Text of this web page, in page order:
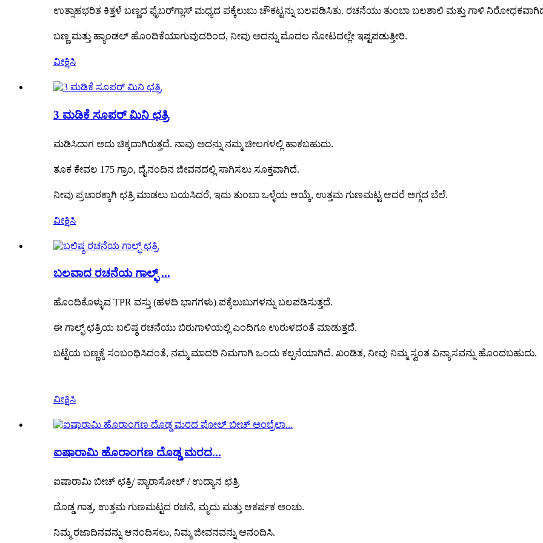
ಉತ್ಸಾಹಭರಿತ ಕಿತ್ತಳೆ ಬಣ್ಣದ ಫೈಬರ್‌ಗ್ಲಾಸ್ ಮಧ್ಯದ ಪಕ್ಕೆಲುಬು ಚೌಕಟ್ಟನ್ನು ಬಲಪಡಿಸಿತು. ರಚನೆಯು ತುಂಬಾ ಬಲಶಾಲಿ ಮತ್ತು ಗಾಳಿ
ಬಣ್ಣ ಮತ್ತು ಹ್ಯಾಂಡಲ್ ಹೊಂದಿಕೆಯಾಗುವುದರಿಂದ, ನೀವು ಅದನ್ನು ಮೊದಲ ನೋಟದಲ್ಲೇ ಇಷ್ಟಪಡುತ್ತೀರಿ.
ವೀಕ್ಷಿಸಿ
3 ಮಡಿಕೆ ಸೂಪರ್ ಮಿನಿ ಛತ್ರಿ
ಮಡಿಸಿದಾಗ ಅದು ಚಿಕ್ಕದಾಗಿರುತ್ತದೆ. ನಾವು ಅದನ್ನು ನಮ್ಮ ಚೀಲಗಳಲ್ಲಿ ಹಾಕಬಹುದು.
ತೂಕ ಕೇವಲ 175 ಗ್ರಾಂ, ದೈನಂದಿನ ಜೀವನದಲ್ಲಿ ಸಾಗಿಸಲು ಸೂಕ್ತವಾಗಿದೆ.
ನೀವು ಪ್ರಚಾರಕ್ಕಾಗಿ ಛತ್ರಿ ಮಾಡಲು ಬಯಸಿದರೆ, ಇದು ತುಂಬಾ ಒಳ್ಳೆಯ ಆಯ್ಕೆ, ಉತ್ತಮ ಗುಣಮಟ್ಟ ಆದರೆ ಅಗ್ಗದ ಬೆಲೆ.
ವೀಕ್ಷಿಸಿ
ಬಲವಾದ ರಚನೆಯ ಗಾಲ್ಫ್ ...
ಹೊಂದಿಕೊಳ್ಳುವ TPR ವಸ್ತು (ಹಳದಿ ಭಾಗಗಳು) ಪಕ್ಕೆಲುಬುಗಳನ್ನು ಬಲಪಡಿಸುತ್ತದೆ.
ಈ ಗಾಲ್ಫ್ ಛತ್ರಿಯ ಬಲಿಷ್ಠ ರಚನೆಯು ಬಿರುಗಾಳಿಯಲ್ಲಿ ಎಂದಿಗೂ ಉರುಳದಂತೆ ಮಾಡುತ್ತದೆ.
ಬಟ್ಟೆಯ ಬಣ್ಣಕ್ಕೆ ಸಂಬಂಧಿಸಿದಂತೆ, ನಮ್ಮ ಮಾದರಿ ನಿಮಗಾಗಿ ಒಂದು ಕಲ್ಪನೆಯಾಗಿದೆ. ಖಂಡಿತ, ನೀವು ನಿಮ್ಮ ಸ್ವಂತ ವಿನ್ಯಾಸವನ್ನು ಹೊಂದಬಹುದು.
ವೀಕ್ಷಿಸಿ
ಐಷಾರಾಮಿ ಹೊರಾಂಗಣ ದೊಡ್ಡ ಮರದ...
ಐಷಾರಾಮಿ ಬೀಚ್ ಛತ್ರಿ/ ಪ್ಯಾರಾಸೋಲ್ / ಉದ್ಯಾನ ಛತ್ರಿ
ದೊಡ್ಡ ಗಾತ್ರ, ಉತ್ತಮ ಗುಣಮಟ್ಟದ ರಚನೆ, ಮೃದು ಮತ್ತು ಆಕರ್ಷಕ ಅಂಚು.
ನಿಮ್ಮ ರಜಾದಿನವನ್ನು ಆನಂದಿಸಲು, ನಿಮ್ಮ ಜೀವನವನ್ನು ಆನಂದಿಸಿ.